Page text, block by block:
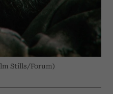
Stills/Forum)